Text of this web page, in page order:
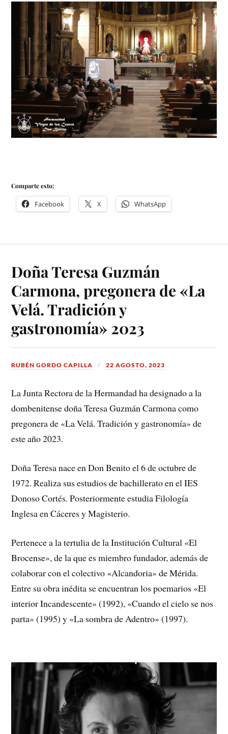
Comparte esto:
Facebook X WhatsApp
Doña Teresa Guzmán
Carmona, pregonera de «La
Velá. Tradición y
gastronomía» 2023
RUBÉN GORDO CAPILLA 22 AGOSTO, 2023
La Junta Rectora de la Hermandad ha designado a la
dombenitense doña Teresa Guzmán Carmona como
pregonera de «La Velá. Tradición y gastronomía» de
este año 2023.
Doña Teresa nace en Don Benito el 6 de octubre de
1972. Realiza sus estudios de bachillerato en el IES
Donoso Cortés. Posteriormente estudia Filología
Inglesa en Cáceres y Magisterio.
Pertenece a la tertulia de la Institución Cultural «El
Brocense», de la que es miembro fundador, además de
colaborar con el colectivo «Alcandoria» de Mérida.
Entre su obra inédita se encuentran los poemarios «El
interior Incandescente» (1992), «Cuando el cielo se nos
parta» (1995) y «La sombra de Adentro» (1997).